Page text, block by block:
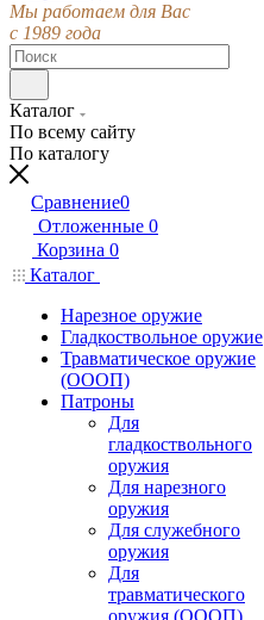
Мы работаем для Вас
с 1989 года
Каталог
По всему сайту
По каталогу
Сравнение0
Отложенные 0
Корзина 0
Каталог
Нарезное оружие
Гладкоствольное оружие
Травматическое оружие
(ОООП)
Патроны
Для
гладкоствольного
оружия
Для нарезного
оружия
Для служебного
оружия
Для
травматического
оружия (ОООП)